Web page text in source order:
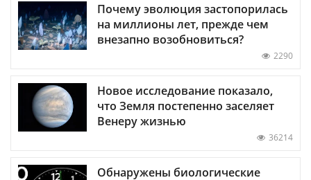
Почему эволюция застопорилась
на миллионы лет, прежде чем
внезапно возобновиться?
2290
Новое исследование показало,
что Земля постепенно заселяет
Венеру жизнью
36214
Обнаружены биологические